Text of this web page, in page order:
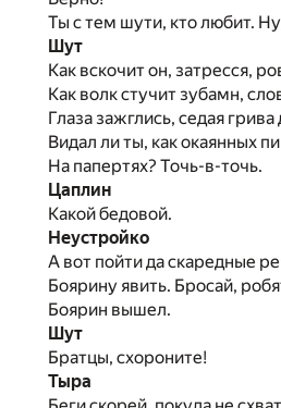
Ты с тем шути, кто любит.
Шут
Как вскочит он, затресся,
Как волк стучит зубамн,
Глаза зажглись, седая
Видал ли ты, как окаянных
На папертях? Точь-в-точь.
Цаплин
Какой бедовой.
Неустройко
А вот пойти да скаредные
Боярину явить. Бросай,
Боярин вышел.
Шут
Братцы, схороните!
Тыра